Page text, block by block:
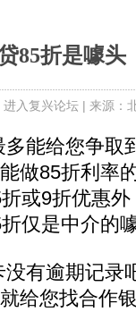
85折是噱头
进入复兴论坛| 来源：
能给您争取
做85折利率
或9折优惠
仅是中介的
有逾期记录
给您找合作